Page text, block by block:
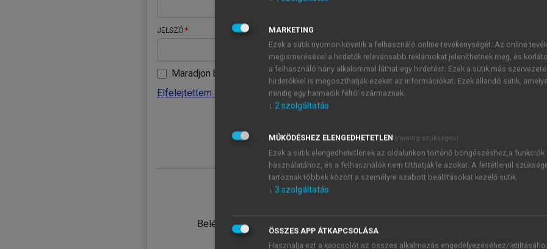
JELSZÓ
Maradjon belépve
Elfelejtettem a jelszavamat
Belépés intézményi azonosítóval
JELSZÓ
Kérek értesítést a MeRSZ
Kérek értesítést az
MARKETING
Ezek a sütik nyomon követik a felhasználó online tevékenységét. Az online
megismerésével a hirdetők relevánsabb reklámokat jeleníthetnek meg, és
a felhasználó hány alkalommal láthat egy hirdetést. Ezek a sütik más
hirdetőkkel is megoszthatják ezeket az információkat. Ezek állandó sütik,
mindig egy harmadik féltől származnak.
↓ 2szolgáltatás
MŰKÖDÉSHEZ ELENGEDHETETLEN (mindig szükséges)
Ezek a sütik elengedhetetlenek az oldalunkon történő böngészéshez,a funkciók
használatához, és a felhasználók nem tilthatják le azokat. A feltétlenül
tartoznak többek között a személyre szabott beállításokat kezelő sütik.
↓ 3 szolgáltatás
ÖSSZES APP ÁTKAPCSOLÁSA
Használja ezt a kapcsolót az összes alkalmazás engedélyezéséhez/